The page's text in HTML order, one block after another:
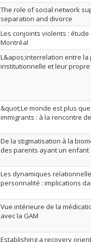
The role of social network
separation and divorce
Les conjoints violents :
Montréal
L&apos;interrelation entre
institutionnelle et leur
&quot;Le monde est plus
immigrants : à la rencontre
De la stigmatisation à la
des parents ayant un enfant
Les dynamiques
personnalité : implications
Vue intérieure de la
avec la GAM
Establishing a recovery